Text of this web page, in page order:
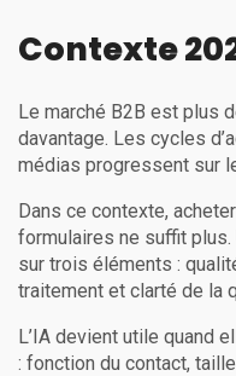
Contexte
Le marché B2B est plus
davantage. Les cycles
médias progressent sur
Dans ce contexte,
formulaires ne suffit
sur trois éléments :
traitement et clarté de la
L’IA devient utile quand
: fonction du contact,